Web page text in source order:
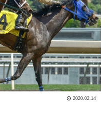
2020.02.14